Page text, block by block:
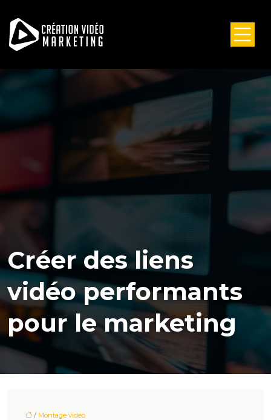
Créer des liens
vidéo performants
pour le marketing
/ Montage vidéo